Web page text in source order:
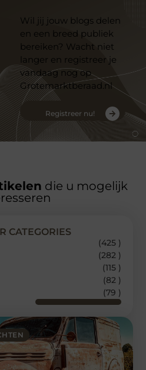
Wil jij jouw blogs delen
en een breed publiek
bereiken? Wacht niet
langer en registreer je
vandaag nog op
Grotemarktberaad.nl
Registreer nu!
die u mogelijk
CATEGORIES
(425 )
(282 )
(115 )
(82 )
(79 )